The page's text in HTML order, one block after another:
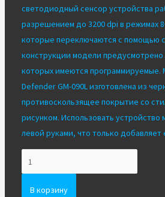
светодиодный сенсор устройства
разрешением до 3200 dpi в режимах
которые переключаются с помощью
конструкции модели предусмотрено
которых имеются
Defender GM-090L изготовлена из
противоскользящее покрытие со
рисунком. Использовать устройство
левой руками, что только добавляет
Мышь
В корзину